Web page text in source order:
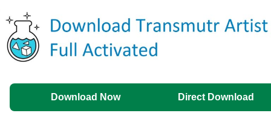
Download Now Direct Download